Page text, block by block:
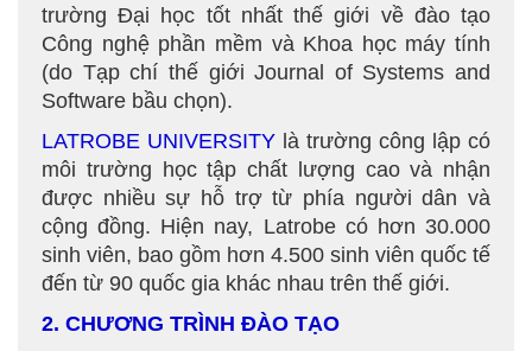
trường Đại học tốt nhất thế giới về đào tạo
Công nghệ phần mềm và Khoa học máy tính
(do Tạp chí thế giới Journal of Systems and
Software bầu chọn).
LATROBE UNIVERSITY là trường công lập có
môi trường học tập chất lượng cao và nhận
được nhiều sự hỗ trợ từ phía người dân và
cộng đồng. Hiện nay, Latrobe có hơn 30.000
sinh viên, bao gồm hơn 4.500 sinh viên quốc tế
đến từ 90 quốc gia khác nhau trên thế giới.
2. CHƯƠNG TRÌNH ĐÀO TẠO